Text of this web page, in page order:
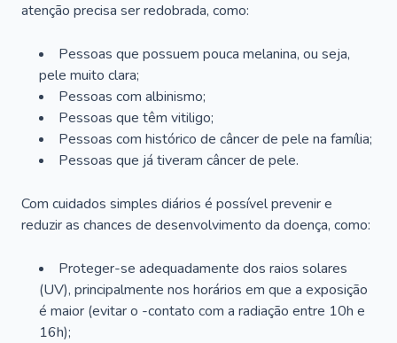
atenção precisa ser redobrada, como:
Pessoas que possuem pouca melanina, ou seja,
pele muito clara;
Pessoas com albinismo;
Pessoas que têm vitiligo;
Pessoas com histórico de câncer de pele na família;
Pessoas que já tiveram câncer de pele.
Com cuidados simples diários é possível prevenir e
reduzir as chances de desenvolvimento da doença, como:
Proteger-se adequadamente dos raios solares
(UV), principalmente nos horários em que a exposição
é maior (evitar o -contato com a radiação entre 10h e
16h);